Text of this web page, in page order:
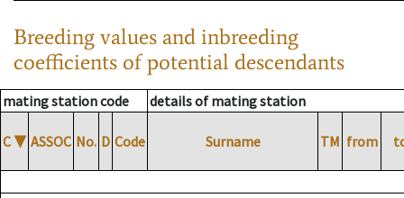
Breeding values and inbreeding
coefficients of potential descendants
mating station code details of mating station
C ▼ ASSOC No. D Code Surname TM from